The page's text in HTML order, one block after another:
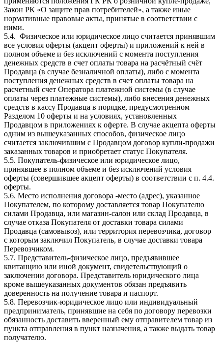
Закон РК «О защите прав потребителей», а также иные
нормативные правовые акты, принятые в соответствии с
ними.
5.4. Физическое или юридическое лицо считается принявшим
все условия оферты (акцепт оферты) и приложений к ней в
полном объеме и без исключений с момента поступления
денежных средств в счет оплаты товара на расчётный счёт
Продавца (в случае безналичной оплаты), либо с момента
поступления денежных средств в счет оплаты товара на
расчетный счет Оператора платежной системы (в случае
оплаты через платежные системы), либо внесения денежных
средств в кассу Продавца в порядке, предусмотренном
Разделом 10 оферты и на условиях, установленных
Продавцом в приложениях к оферте. В случае акцепта оферты
одним из вышеуказанных способов, физическое лицо
считается заключившим с Продавцом договор купли-продажи
заказанных товаров и приобретает статус Покупателя.
5.5. Покупатель-физическое или юридическое лицо,
принявшее в полном объеме и без исключений условия
оферты (совершившее акцепт оферты) в соответствии с п. 4.4.
оферты.
5.6. Место исполнения договора -место (адрес), указанное
Покупателем, по которому доставляется товар Покупателю
силами Продавца, или магазин-салон или склад Продавца, в
случае отказа Покупателя от доставки товара силами
Продавца (самовывоз), или территория перевозчика, договор
с которым заключил Покупатель, в случае доставки товара
Перевозчиком.
5.7. Представитель-физическое лицо, предъявившее
квитанцию или иной документ, свидетельствующий о
заключении договора. Представитель юридического лица
кроме вышеуказанных документов обязан предъявить
доверенность на получение товара и паспорт.
5.8. Перевозчик-юридическое лицо или индивидуальный
предприниматель, принявшие на себя по договору перевозки
обязанность доставить вверенный ему отправителем товар из
пункта отправления в пункт назначения, а также выдать товар
получателю.